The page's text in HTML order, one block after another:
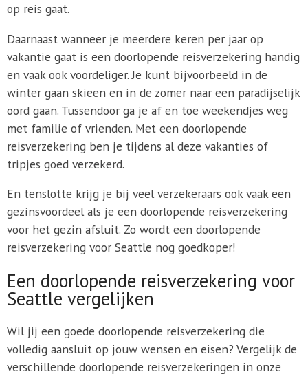
op reis gaat.
Daarnaast wanneer je meerdere keren per jaar op
vakantie gaat is een doorlopende reisverzekering handig
en vaak ook voordeliger. Je kunt bijvoorbeeld in de
winter gaan skieen en in de zomer naar een paradijselijk
oord gaan. Tussendoor ga je af en toe weekendjes weg
met familie of vrienden. Met een doorlopende
reisverzekering ben je tijdens al deze vakanties of
tripjes goed verzekerd.
En tenslotte krijg je bij veel verzekeraars ook vaak een
gezinsvoordeel als je een doorlopende reisverzekering
voor het gezin afsluit. Zo wordt een doorlopende
reisverzekering voor Seattle nog goedkoper!
Een doorlopende reisverzekering voor
Seattle vergelijken
Wil jij een goede doorlopende reisverzekering die
volledig aansluit op jouw wensen en eisen? Vergelijk de
verschillende doorlopende reisverzekeringen in onze